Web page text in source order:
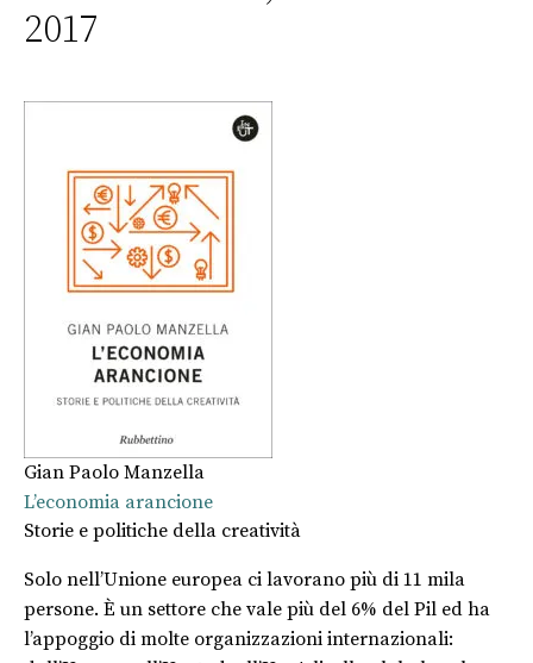
2017
Gian Paolo Manzella
L’economia arancione
Storie e politiche della creatività
Solo nell’Unione europea ci lavorano più di 11 mila
persone. È un settore che vale più del 6% del Pil ed ha
l’appoggio di molte organizzazioni internazionali: